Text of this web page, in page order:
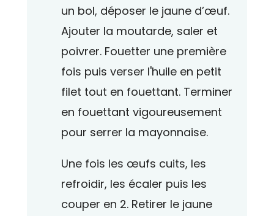
un bol, déposer le jaune d’œuf.
Ajouter la moutarde, saler et
poivrer. Fouetter une première
fois puis verser l'huile en petit
filet tout en fouettant. Terminer
en fouettant vigoureusement
pour serrer la mayonnaise.
Une fois les œufs cuits, les
refroidir, les écaler puis les
couper en 2. Retirer le jaune